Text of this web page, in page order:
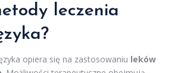
leczenia
opiera się na zastosowaniu leków